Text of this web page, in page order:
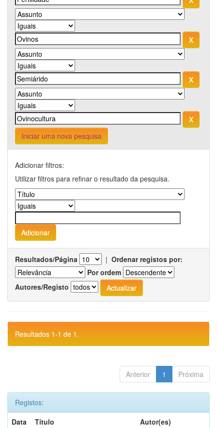
Iniciar uma nova pesquisa
Adicionar filtros:
Utilizar filtros para refinar o resultado da pesquisa.
Resultados/Página | Ordenar registos por:
Por ordem
Autores/Registo
Resultados 1-1 de 1.
Anterior 1 Próxima
Registos:
Data
Título
Autor(es)